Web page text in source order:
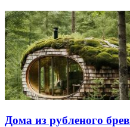
Дома из рубленого